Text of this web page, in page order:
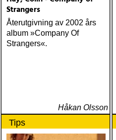
Strangers
Återutgivning av 2002 års
album »Company Of
Strangers«.
Håkan Olsson
Tips